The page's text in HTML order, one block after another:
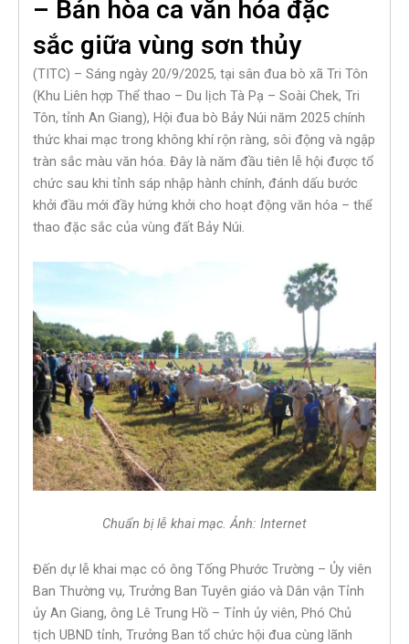
– Bản hòa ca văn hóa đặc
sắc giữa vùng sơn thủy
(TITC) – Sáng ngày 20/9/2025, tại sân đua bò xã Tri Tôn
(Khu Liên hợp Thể thao – Du lịch Tà Pạ – Soài Chek, Tri
Tôn, tỉnh An Giang), Hội đua bò Bảy Núi năm 2025 chính
thức khai mạc trong không khí rộn ràng, sôi động và ngập
tràn sắc màu văn hóa. Đây là năm đầu tiên lễ hội được tổ
chức sau khi tỉnh sáp nhập hành chính, đánh dấu bước
khởi đầu mới đầy hứng khởi cho hoạt động văn hóa – thể
thao đặc sắc của vùng đất Bảy Núi.
Chuẩn bị lễ khai mạc. Ảnh: Internet
Đến dự lễ khai mạc có ông Tống Phước Trường – Ủy viên
Ban Thường vụ, Trưởng Ban Tuyên giáo và Dân vận Tỉnh
ủy An Giang, ông Lê Trung Hồ – Tỉnh ủy viên, Phó Chủ
tịch UBND tỉnh, Trưởng Ban tổ chức hội đua cùng lãnh